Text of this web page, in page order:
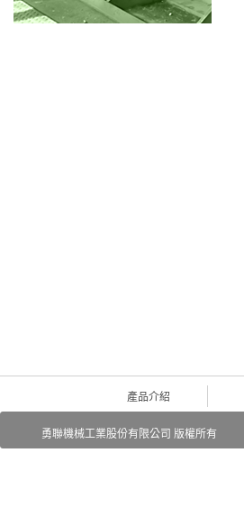
產品介紹
勇聯機械工業股份有限公司 版權所有